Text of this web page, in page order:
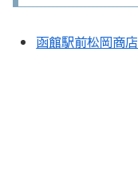
函館駅前松岡商店